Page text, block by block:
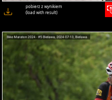
pobierz z wynikiem
(load with result)